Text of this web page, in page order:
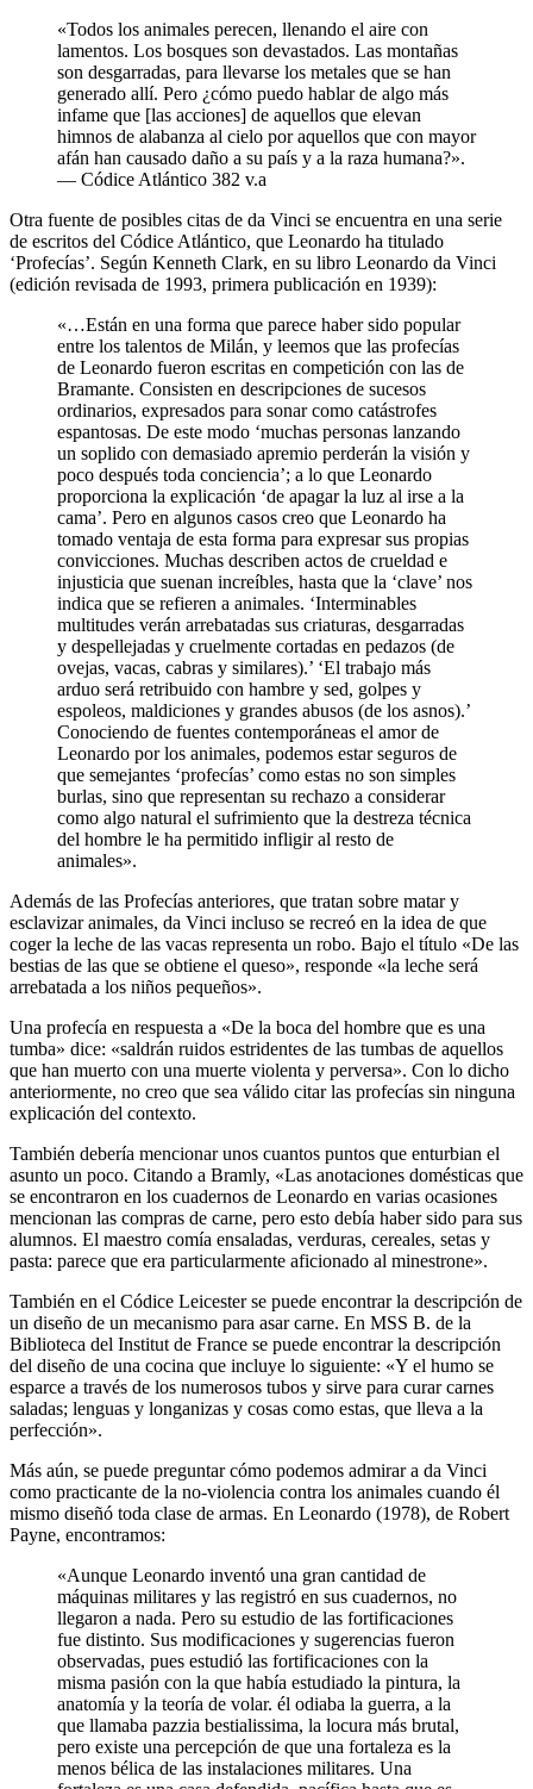
«Todos los animales perecen, llenando el aire con
lamentos. Los bosques son devastados. Las montañas
son desgarradas, para llevarse los metales que se han
generado allí. Pero ¿cómo puedo hablar de algo más
infame que [las acciones] de aquellos que elevan
himnos de alabanza al cielo por aquellos que con mayor
afán han causado daño a su país y a la raza humana?».
— Códice Atlántico 382 v.a
Otra fuente de posibles citas de da Vinci se encuentra en una serie
de escritos del Códice Atlántico, que Leonardo ha titulado
‘Profecías’. Según Kenneth Clark, en su libro Leonardo da Vinci
(edición revisada de 1993, primera publicación en 1939):
«…Están en una forma que parece haber sido popular
entre los talentos de Milán, y leemos que las profecías
de Leonardo fueron escritas en competición con las de
Bramante. Consisten en descripciones de sucesos
ordinarios, expresados para sonar como catástrofes
espantosas. De este modo ‘muchas personas lanzando
un soplido con demasiado apremio perderán la visión y
poco después toda conciencia’; a lo que Leonardo
proporciona la explicación ‘de apagar la luz al irse a la
cama’. Pero en algunos casos creo que Leonardo ha
tomado ventaja de esta forma para expresar sus propias
convicciones. Muchas describen actos de crueldad e
injusticia que suenan increíbles, hasta que la ‘clave’ nos
indica que se refieren a animales. ‘Interminables
multitudes verán arrebatadas sus criaturas, desgarradas
y despellejadas y cruelmente cortadas en pedazos (de
ovejas, vacas, cabras y similares).’ ‘El trabajo más
arduo será retribuido con hambre y sed, golpes y
espoleos, maldiciones y grandes abusos (de los asnos).’
Conociendo de fuentes contemporáneas el amor de
Leonardo por los animales, podemos estar seguros de
que semejantes ‘profecías’ como estas no son simples
burlas, sino que representan su rechazo a considerar
como algo natural el sufrimiento que la destreza técnica
del hombre le ha permitido infligir al resto de
animales».
Además de las Profecías anteriores, que tratan sobre matar y
esclavizar animales, da Vinci incluso se recreó en la idea de que
coger la leche de las vacas representa un robo. Bajo el título «De las
bestias de las que se obtiene el queso», responde «la leche será
arrebatada a los niños pequeños».
Una profecía en respuesta a «De la boca del hombre que es una
tumba» dice: «saldrán ruidos estridentes de las tumbas de aquellos
que han muerto con una muerte violenta y perversa». Con lo dicho
anteriormente, no creo que sea válido citar las profecías sin ninguna
explicación del contexto.
También debería mencionar unos cuantos puntos que enturbian el
asunto un poco. Citando a Bramly, «Las anotaciones domésticas que
se encontraron en los cuadernos de Leonardo en varias ocasiones
mencionan las compras de carne, pero esto debía haber sido para sus
alumnos. El maestro comía ensaladas, verduras, cereales, setas y
pasta: parece que era particularmente aficionado al minestrone».
También en el Códice Leicester se puede encontrar la descripción de
un diseño de un mecanismo para asar carne. En MSS B. de la
Biblioteca del Institut de France se puede encontrar la descripción
del diseño de una cocina que incluye lo siguiente: «Y el humo se
esparce a través de los numerosos tubos y sirve para curar carnes
saladas; lenguas y longanizas y cosas como estas, que lleva a la
perfección».
Más aún, se puede preguntar cómo podemos admirar a da Vinci
como practicante de la no-violencia contra los animales cuando él
mismo diseñó toda clase de armas. En Leonardo (1978), de Robert
Payne, encontramos:
«Aunque Leonardo inventó una gran cantidad de
máquinas militares y las registró en sus cuadernos, no
llegaron a nada. Pero su estudio de las fortificaciones
fue distinto. Sus modificaciones y sugerencias fueron
observadas, pues estudió las fortificaciones con la
misma pasión con la que había estudiado la pintura, la
anatomía y la teoría de volar. él odiaba la guerra, a la
que llamaba pazzia bestialissima, la locura más brutal,
pero existe una percepción de que una fortaleza es la
menos bélica de las instalaciones militares. Una